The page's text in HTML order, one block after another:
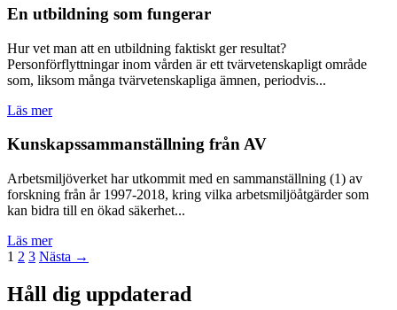
En utbildning som fungerar
Hur vet man att en utbildning faktiskt ger resultat?
Personförflyttningar inom vården är ett tvärvetenskapligt område
som, liksom många tvärvetenskapliga ämnen, periodvis...
Läs mer
Kunskapssammanställning från AV
Arbetsmiljöverket har utkommit med en sammanställning (1) av
forskning från år 1997-2018, kring vilka arbetsmiljöåtgärder som
kan bidra till en ökad säkerhet...
Läs mer
1 2 3 Nästa →
Håll dig uppdaterad